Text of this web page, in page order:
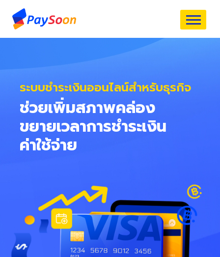
ระบบชำระเงินออนไลน์สำหรับธุรกิจ
ช่วยเพิ่มสภาพคล่อง
ขยายเวลาการชำระเงิน
ค่าใช้จ่าย